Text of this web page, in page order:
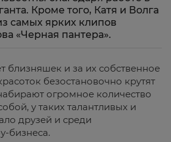
Кроме того, Катя и Волга
самых ярких клипов
«Черная пантера».
близняшек и за их собственное
безостановочно крутят
огромное количество
у таких талантливых и
друзей и среди
бизнеса.